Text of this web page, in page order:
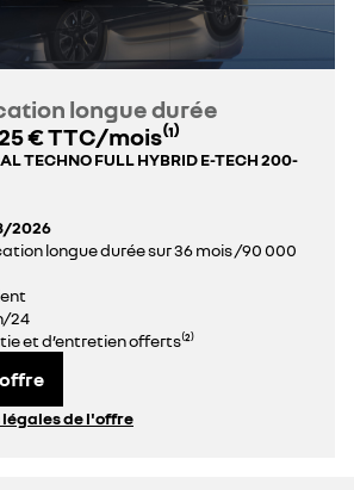
longue durée
€ TTC/mois⁽¹⁾
TECHNO FULL HYBRID E-TECH 200-
2026
longue durée sur 36 mois /90 000
24
et d’entretien offerts⁽²⁾
de l'offre